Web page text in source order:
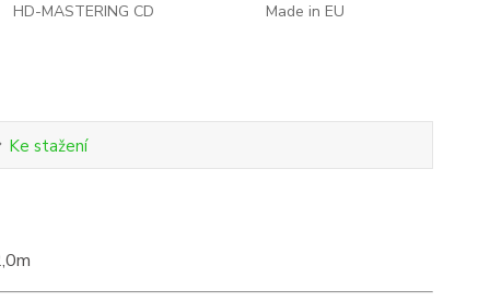
HD-MASTERING CD
Made in EU
Ke stažení